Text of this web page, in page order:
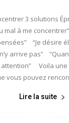
3 solutions
mal à me
“Je désire
arrive pas”
Voila une
vous pouvez
Lire la suite